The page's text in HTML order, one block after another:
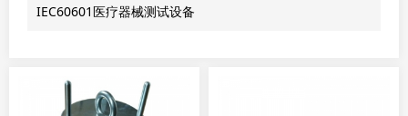
IEC60601医疗器械测试设备